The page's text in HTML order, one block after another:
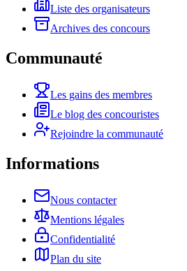
Liste des organisateurs
Archives des concours
Communauté
Les gains des membres
Le blog des concouristes
Rejoindre la communauté
Informations
Nous contacter
Mentions légales
Confidentialité
Plan du site